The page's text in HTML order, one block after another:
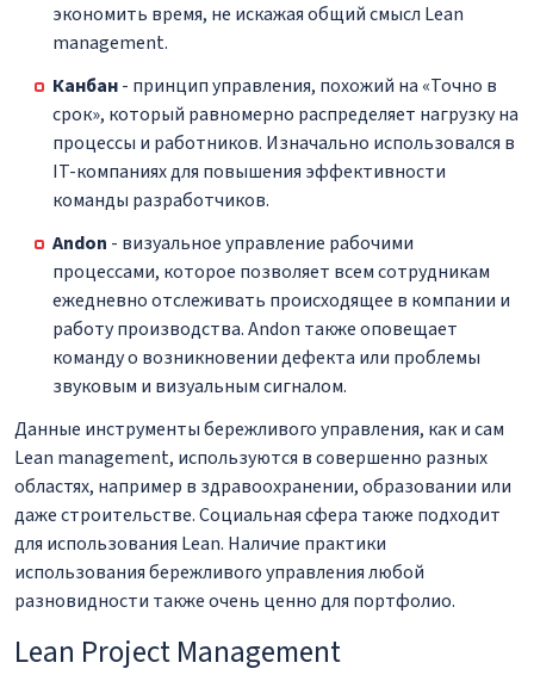
экономить время, не искажая общий смысл Lean
management.
Канбан- принцип управления, похожий на «Точно в
срок», который равномерно распределяет нагрузку на
процессы и работников. Изначально использовался в
IT-компаниях для повышения эффективности
команды разработчиков.
Andon - визуальное управление рабочими
процессами, которое позволяет всем сотрудникам
ежедневно отслеживать происходящее в компании и
работу производства. Andon также оповещает
команду о возникновении дефекта или проблемы
звуковым и визуальным сигналом.
Данные инструменты бережливого управления, как и сам
Lean management, используются в совершенно разных
областях, например в здравоохранении, образовании или
даже строительстве. Социальная сфера также подходит
для использования Lean. Наличие практики
использования бережливого управления любой
разновидности также очень ценно для портфолио.
Lean Project Management